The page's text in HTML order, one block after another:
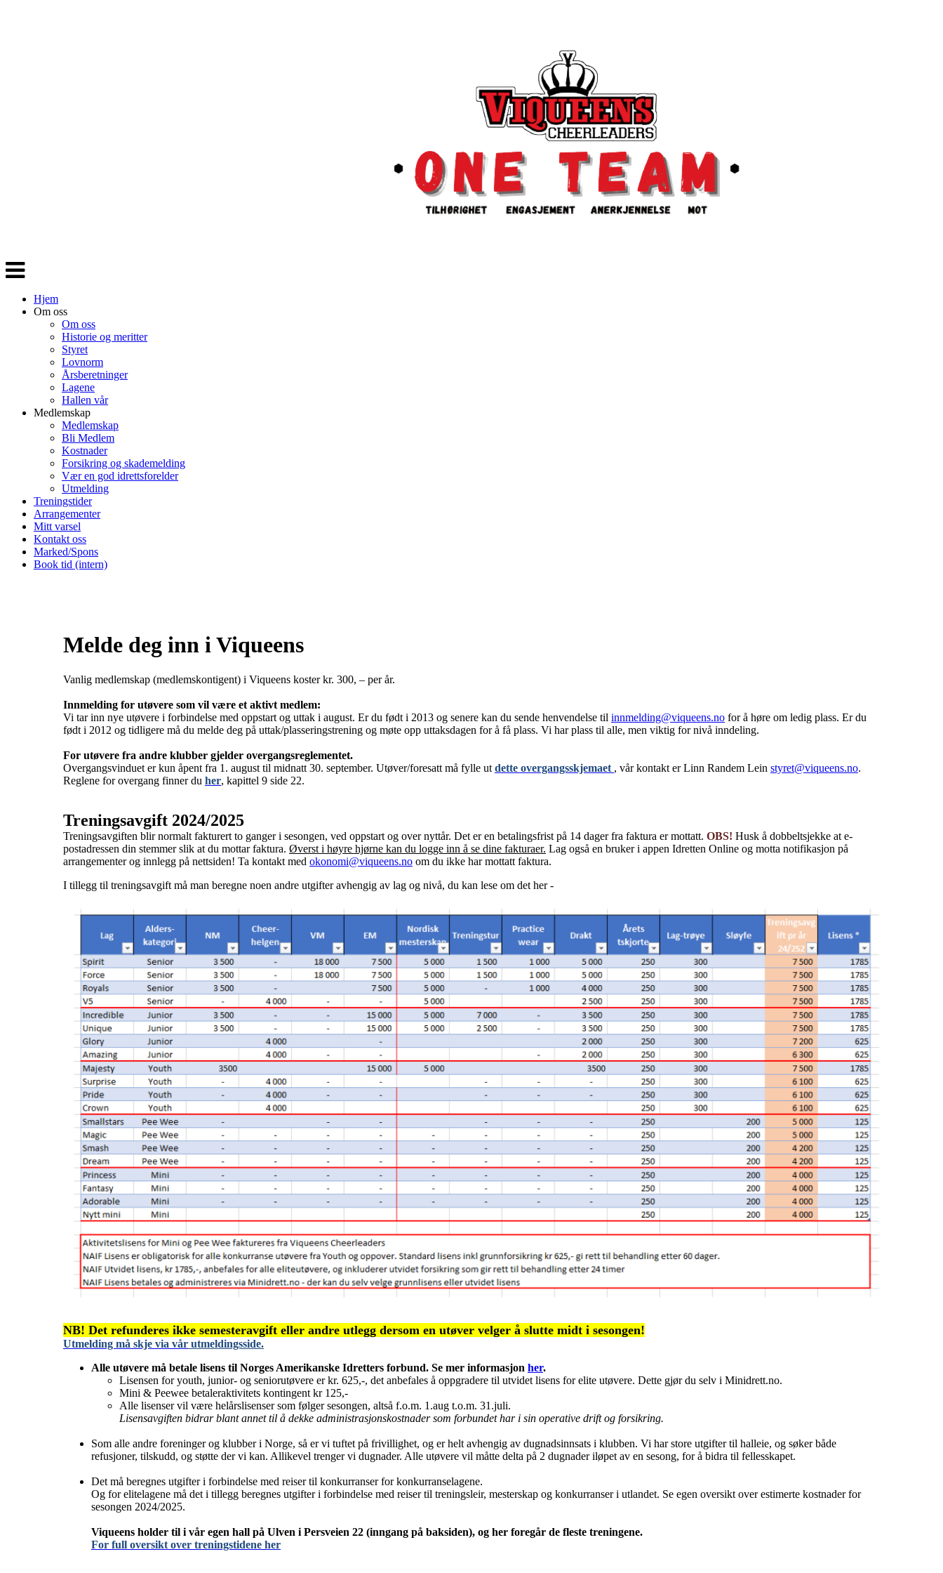
Veksle
navigasjon
Hjem
Om oss
Om oss
Historie og meritter
Styret
Lovnorm
Årsberetninger
Lagene
Hallen vår
Medlemskap
Medlemskap
Bli Medlem
Kostnader
Forsikring og skademelding
Vær en god idrettsforelder
Utmelding
Treningstider
Arrangementer
Mitt varsel
Kontakt oss
Marked/Spons
Book tid (intern)
Melde deg inn i Viqueens
Vanlig medlemskap (medlemskontigent) i Viqueens koster kr. 300, – per år.
Innmelding for utøvere som vil være et aktivt medlem:
Vi tar inn nye utøvere i forbindelse med oppstart og uttak i august. Er du født i 2013 og senere kan du sende henvendelse til innmelding@viqueens.no for å høre om ledig plass. Er du
født i 2012 og tidligere må du melde deg på uttak/plasseringstrening og møte opp uttaksdagen for å få plass. Vi har plass til alle, men viktig for nivå inndeling.
For utøvere fra andre klubber gjelder overgangsreglementet.
Overgangsvinduet er kun åpent fra 1. august til midnatt 30. september. Utøver/foresatt må fylle ut dette overgangsskjemaet , vår kontakt er Linn Randem Lein styret@viqueens.no.
Reglene for overgang finner du her, kapittel 9 side 22.
Treningsavgift 2024/2025
Treningsavgiften blir normalt fakturert to ganger i sesongen, ved oppstart og over nyttår. Det er en betalingsfrist på 14 dager fra faktura er mottatt. OBS! Husk å dobbeltsjekke at e-
postadressen din stemmer slik at du mottar faktura. Øverst i høyre hjørne kan du logge inn å se dine fakturaer. Lag også en bruker i appen Idretten Online og motta notifikasjon på
arrangementer og innlegg på nettsiden! Ta kontakt med okonomi@viqueens.no om du ikke har mottatt faktura.
I tillegg til treningsavgift må man beregne noen andre utgifter avhengig av lag og nivå, du kan lese om det her -
NB! Det refunderes ikke semesteravgift eller andre utlegg dersom en utøver velger å slutte midt i sesongen!
Utmelding må skje via vår utmeldingsside.
Alle utøvere må betale lisens til Norges Amerikanske Idretters forbund. Se mer informasjon her.
Lisensen for youth, junior- og seniorutøvere er kr. 625,-, det anbefales å oppgradere til utvidet lisens for elite utøvere. Dette gjør du selv i Minidrett.no.
Mini & Peewee betaleraktivitets kontingent kr 125,-
Alle lisenser vil være helårslisenser som følger sesongen, altså f.o.m. 1.aug t.o.m. 31.juli.
Lisensavgiften bidrar blant annet til å dekke administrasjonskostnader som forbundet har i sin operative drift og forsikring.
Som alle andre foreninger og klubber i Norge, så er vi tuftet på frivillighet, og er helt avhengig av dugnadsinnsats i klubben. Vi har store utgifter til halleie, og søker både
refusjoner, tilskudd, og støtte der vi kan. Allikevel trenger vi dugnader. Alle utøvere vil måtte delta på 2 dugnader iløpet av en sesong, for å bidra til fellesskapet.
Det må beregnes utgifter i forbindelse med reiser til konkurranser for konkurranselagene.
Og for elitelagene må det i tillegg beregnes utgifter i forbindelse med reiser til treningsleir, mesterskap og konkurranser i utlandet. Se egen oversikt over estimerte kostnader for
sesongen 2024/2025.
Viqueens holder til i vår egen hall på Ulven i Persveien 22 (inngang på baksiden), og her foregår de fleste treningene.
For full oversikt over treningstidene her